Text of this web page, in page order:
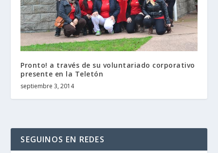
Pronto! a través de su voluntariado corporativo
presente en la Teletón
septiembre 3, 2014
SEGUINOS EN REDES